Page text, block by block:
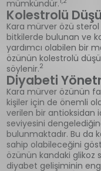
mümkündür.
Kolestrolü
Kara mürver özü sterol
bitkilerde bulunan ve
yardımcı olabilen bir
özünün kolestrolü
söylenir.2
Diyabeti
Kara mürver özünün
kişiler için de önemli
verilen bir antioksidan
seviyesini
bulunmaktadır. Bu da
sahip olabileceğini
özünün kandaki glikoz
diyabet gelişiminin